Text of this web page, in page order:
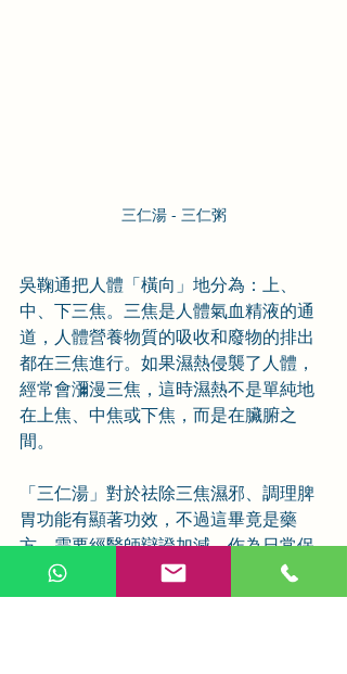
三仁湯 - 三仁粥
吳鞠通把人體「橫向」地分為：上、
中、下三焦。三焦是人體氣血精液的通
道，人體營養物質的吸收和廢物的排出
都在三焦進行。如果濕熱侵襲了人體，
經常會瀰漫三焦，這時濕熱不是單純地
在上焦、中焦或下焦，而是在臟腑之
間。
「三仁湯」對於祛除三焦濕邪、調理脾
胃功能有顯著功效，不過這畢竟是藥
方，需要經醫師辯證加減。作為日常保
健之用，可以把「三仁湯」換成「三仁
粥」，尤其是在夏季濕熱的天氣下，對